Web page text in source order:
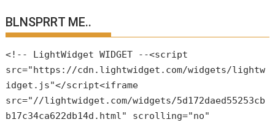
BLNSPRRT ME..
<!-- LightWidget WIDGET --<script
src="https://cdn.lightwidget.com/widgets/lightw
idget.js"</script<iframe
src="//lightwidget.com/widgets/5d172daed55253cb
b17c34ca622db14d.html" scrolling="no"